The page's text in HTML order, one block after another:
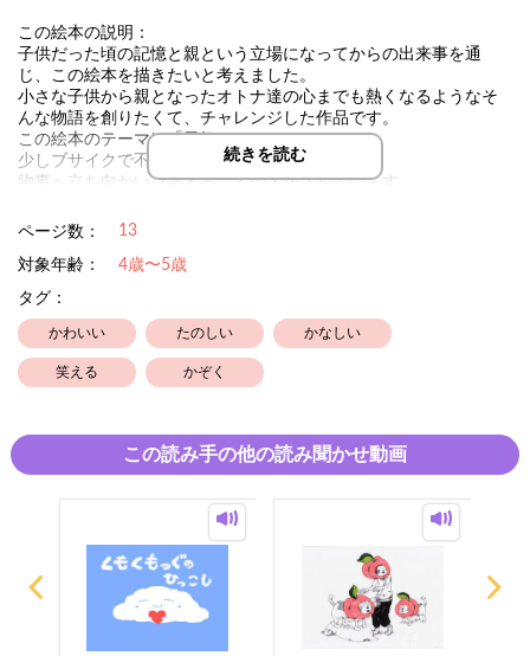
この絵本の説明：
子供だった頃の記憶と親という立場になってからの出来事を通
じ、この絵本を描きたいと考えました。
小さな子供から親となったオトナ達の心までも熱くなるようなそ
んな物語を創りたくて、チャレンジした作品です。
この絵本のテーマは「勇気」
少しブサイクで不器用な天使の主人公に光を当て
物事へ立ち向かい克服することの大切さを問います。
本来持っている 勇気 に気づきます。
にはいられないと思うのです。
読んでもらっている子供の瞳はキラキラしていて
読んでいるオトナはグッとくる
それでいて笑える。
そんな不思議な物語を楽しんでください。
続きを読む
ページ数： 13
対象年齢：
4歳〜5歳
タグ：
かわいい たのしい かなしい
笑える かぞく
この読み手の他の読み聞かせ動画